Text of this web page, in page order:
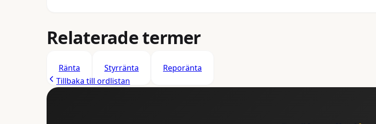
Relaterade termer
Ränta Styrränta
Reporänta
Tillbaka till ordlistan